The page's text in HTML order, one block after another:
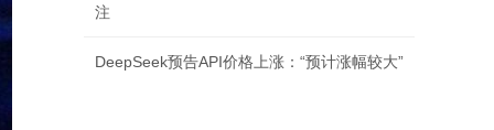
注
DeepSeek预告API价格上涨：“预计涨幅较大”